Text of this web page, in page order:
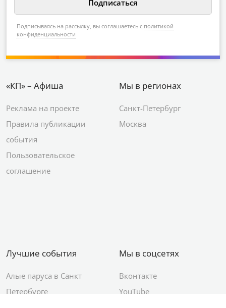
Подписываясь на рассылку, вы соглашаетесь с политикой
конфиденциальности
«КП» – Афиша
Реклама на проекте
Правила публикации
события
Пользовательское
соглашение
Мы в регионах
Санкт-Петербург
Москва
Лучшие события
Алые паруса в Санкт
Петербурге
Мы в соцсетях
Вконтакте
YouTube